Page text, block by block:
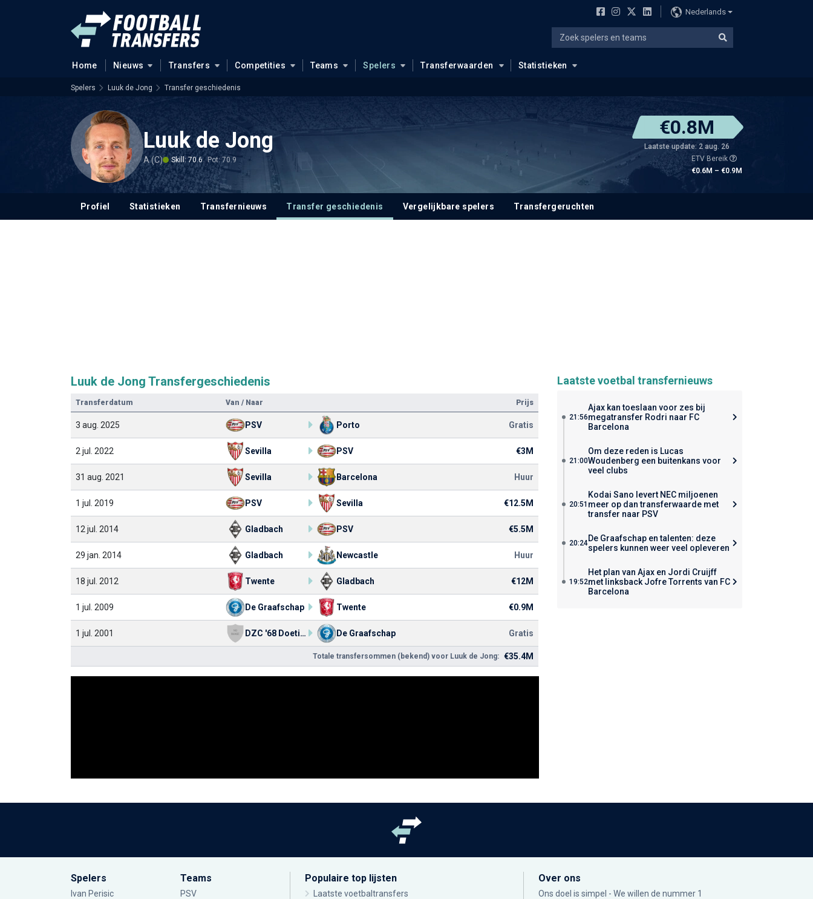
Nederlands
Home Nieuws Transfers Competities Teams Spelers Transferwaarden Statistieken
Spelers Luuk de Jong Transfer geschiedenis
Luuk de Jong
A (C) Skill: 70.6 Pot: 70.9
€0.8M
Laatste update: 2 aug. 26
ETV Bereik
€0.6M – €0.9M
Profiel Statistieken Transfernieuws Transfer geschiedenis Vergelijkbare spelers Transfergeruchten
Luuk de Jong Transfergeschiedenis
Transferdatum Van / Naar Prijs
3 aug. 2025 PSV Porto Gratis
2 jul. 2022 Sevilla PSV €3M
31 aug. 2021 Sevilla Barcelona Huur
1 jul. 2019 PSV Sevilla €12.5M
12 jul. 2014 Gladbach PSV €5.5M
29 jan. 2014 Gladbach Newcastle Huur
18 jul. 2012 Twente Gladbach €12M
1 jul. 2009 De Graafschap Twente €0.9M
1 jul. 2001 DZC '68 Doetinchem De Graafschap Gratis
Totale transfersommen (bekend) voor Luuk de Jong: €35.4M
Laatste voetbal transfernieuws
21:56
Ajax kan toeslaan voor zes bij
megatransfer Rodri naar FC
Barcelona
21:00
Om deze reden is Lucas
Woudenberg een buitenkans voor
veel clubs
20:51
Kodai Sano levert NEC miljoenen
meer op dan transferwaarde met
transfer naar PSV
20:24De Graafschap en talenten: deze
spelers kunnen weer veel opleveren
19:52
Het plan van Ajax en Jordi Cruijff
met linksback Jofre Torrents van FC
Barcelona
Spelers
Ivan Perisic
Teams
PSV
Populaire top lijsten
Laatste voetbaltransfers
Over ons
Ons doel is simpel - We willen de nummer 1